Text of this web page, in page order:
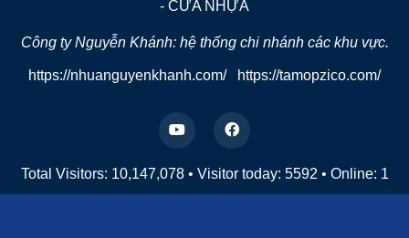
- CỬA NHỰA
Công ty Nguyễn Khánh: hệ thống chi nhánh các khu vực.
https://nhuanguyenkhanh.com/ https://tamopzico.com/
Total Visitors: 10,147,078 • Visitor today: 5592 • Online: 1